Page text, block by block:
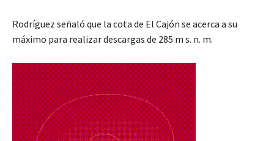
Rodríguez señaló que la cota de El Cajón se acerca a su
máximo para realizar descargas de 285 m s. n. m.